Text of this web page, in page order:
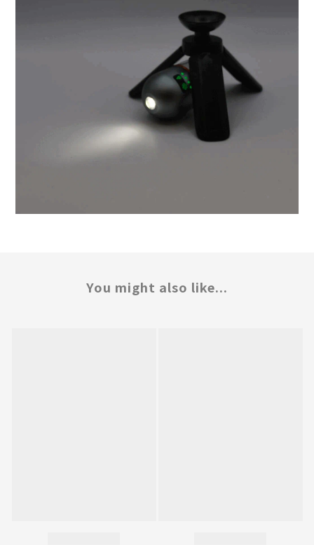
You might also like...